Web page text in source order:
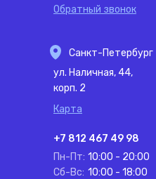
Обратный звонок
Санкт-Петербург
ул. Наличная, 44,
корп. 2
Карта
+7 812 467 49 98
Пн-Пт: 10:00 - 20:00
Сб-Вс: 10:00 - 18:00